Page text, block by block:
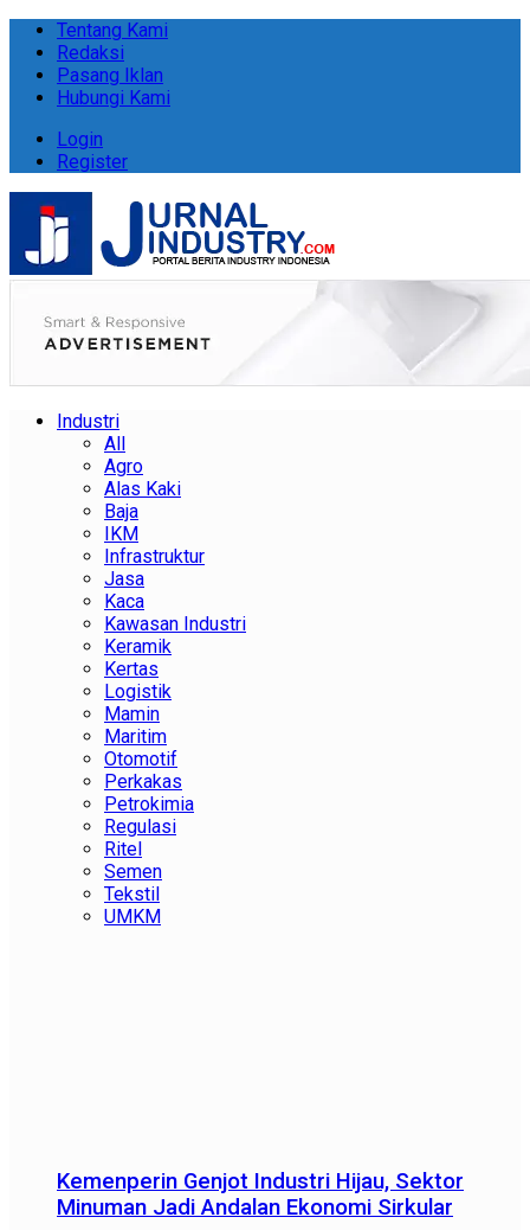
Tentang Kami
Redaksi
Pasang Iklan
Hubungi Kami
Login
Register
Industri
All
Agro
Alas Kaki
Baja
IKM
Infrastruktur
Jasa
Kaca
Kawasan Industri
Keramik
Kertas
Logistik
Mamin
Maritim
Otomotif
Perkakas
Petrokimia
Regulasi
Ritel
Semen
Tekstil
UMKM
Kemenperin Genjot Industri Hijau, Sektor
Minuman Jadi Andalan Ekonomi Sirkular